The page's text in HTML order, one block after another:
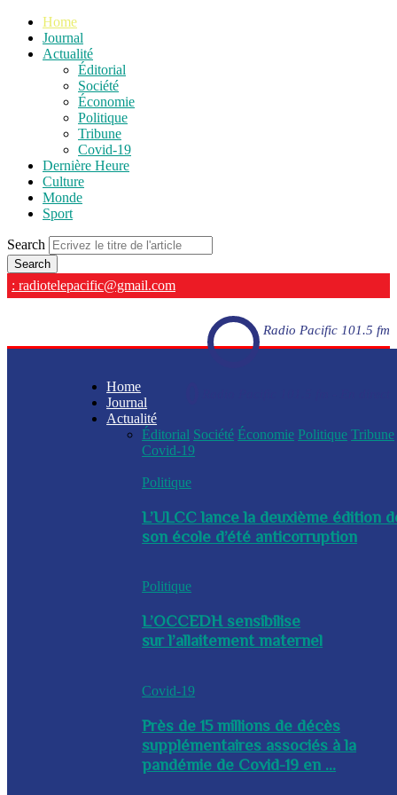
Home
Journal
Actualité
Éditorial
Société
Économie
Politique
Tribune
Covid-19
Dernière Heure
Culture
Monde
Sport
Search
: radiotelepacific@gmail.com
Radio Pacific 101.5 fm
Home
Journal
Actualité
Éditorial Société Économie Politique Tribune
Covid-19
Politique
L’ULCC lance la deuxième édition
son école d’été anticorruption
Politique
L’OCCEDH sensibilise
sur l’allaitement maternel
Covid-19
Près de 15 millions de décès
supplémentaires associés à la
pandémie de Covid-19 en ...